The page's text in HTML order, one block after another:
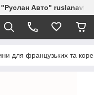
"Руслан Авто"
для французьких та